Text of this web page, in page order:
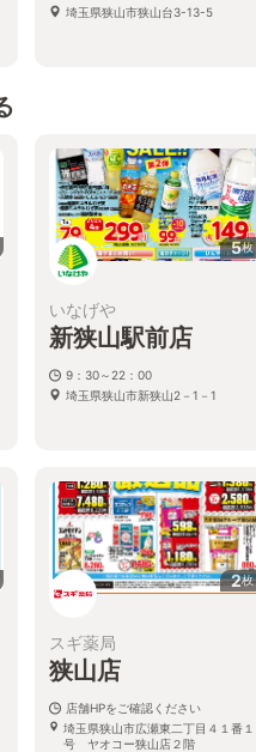
埼玉県狭山市狭山台3-13-5
5枚
いなげや
新狭山駅前店
9：30～22：00
埼玉県狭山市新狭山2－1－1
2枚
スギ薬局
狭山店
店舗HPをご確認ください
埼玉県狭山市広瀬東二丁目４１番１
号 ヤオコー狭山店２階